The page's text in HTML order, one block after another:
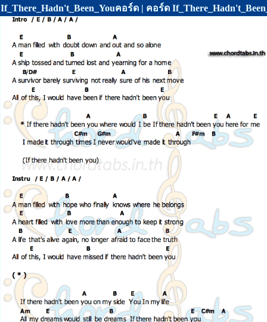
If_There_Hadn't_Been_Youคอร์ด | คอร์ด